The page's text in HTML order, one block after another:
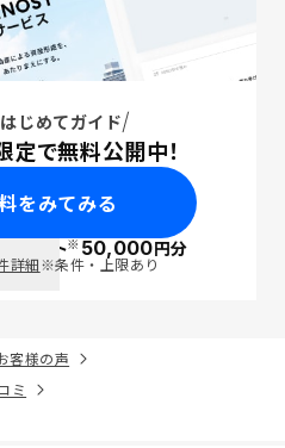
じめてガイド
で無料公開中！
をみてみる
ポイント※50,000円分
詳細※条件・上限あり
客様の声
ミ